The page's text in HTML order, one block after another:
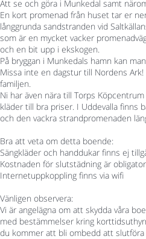
Att se och göra i Munkedal samt
En kort promenad från huset tar er
långgrunda sandstranden vid
som är en mycket vacker
och en bit upp i ekskogen.
På bryggan i Munkedals hamn kan
Missa inte en dagstur till Nordens
familjen.
Ni har även nära till Torps
kläder till bra priser. I Uddevalla finns
och den vackra strandpromenaden
Bra att veta om detta boende:
Sängkläder och handdukar finns ej
Kostnaden för slutstädning är
Internetuppkoppling finns via wifi
Vänligen observera:
Vi är angelägna om att skydda våra
med bestämmelser kring
du kommer att bli ombedd att slutföra